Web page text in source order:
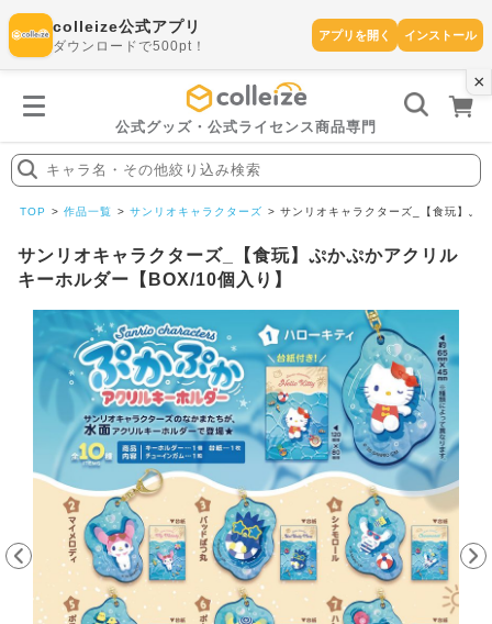
×
colleize公式アプリ
ダウンロードで500pt！
アプリを開く インストール
公式グッズ・公式ライセンス商品専門
る
探
す
お気に入
り
在庫あり
商品
セール
ランキン
商品
書籍
colleize B
OX
キャラ名・その他絞り込み検索
TOP 作品一覧 サンリオキャラクターズ サンリオキャラクターズ_【食玩】ぷ
サンリオキャラクターズ_【食玩】ぷかぷかアクリル
キーホルダー【BOX/10個入り】